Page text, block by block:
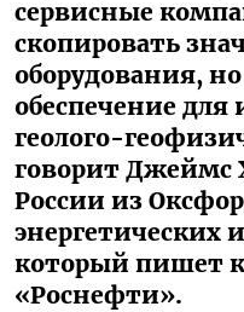
сервисные
скопировать
оборудования,
обеспечение
геолого-
говорит Джеймс
России из
энергетических
который пишет
«Роснефти».